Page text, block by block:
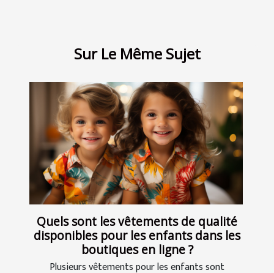
Sur Le Même Sujet
Quels sont les vêtements de qualité
disponibles pour les enfants dans les
boutiques en ligne ?
Plusieurs vêtements pour les enfants sont